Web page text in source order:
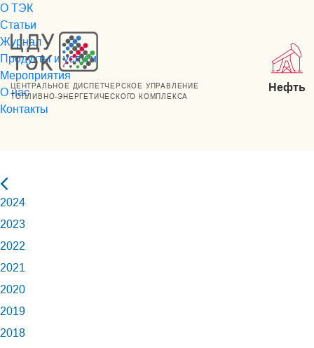
ЦЕНТРАЛЬНОЕ ДИСПЕТЧЕРСКОЕ УПРАВЛЕНИЕ
ТОПЛИВНО-ЭНЕРГЕТИЧЕСКОГО КОМПЛЕКСА
Нефть
О ТЭК
Статьи
Журнал
Продукты и услуги
Мероприятия
О нас
Контакты
2024
2023
2022
2021
2020
2019
2018